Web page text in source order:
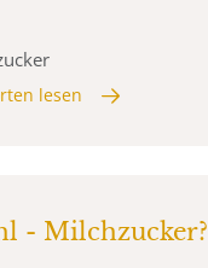
lesen
- Milchzucker?